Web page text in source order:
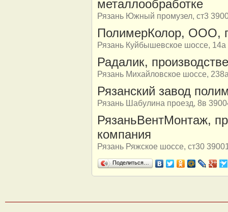
металлообработке
Рязань Южный промузел, ст3
ПолимерКолор, ООО,
Рязань Куйбышевское шоссе, 14а
Радалик,
Рязань Михайловское шоссе,
Рязанский завод
Рязань Шабулина проезд, 8в
РязаньВентМонтаж,
компания
Рязань Ряжское шоссе, ст30
Поделиться…